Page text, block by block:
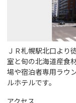
ＪＲ札幌駅北口より
室と旬の北海道産食
場や宿泊者専用ラウ
ルホテルです。
アクセス